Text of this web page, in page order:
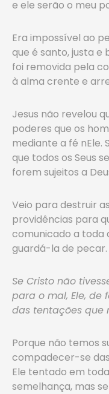
e ele serão o meu
Era impossível ao
que é santo, justa e
foi removida pela
à alma crente e
Jesus não revelou
poderes que os
mediante a fé nEle.
que todos os Seus
forem sujeitos a
Veio para destruir
providências para
comunicado a toda
guardá-la de pecar.
Se Cristo não
para o mal, Ele, de
das tentações que
Porque não temos
compadecer-se
Ele tentado em
semelhança, mas